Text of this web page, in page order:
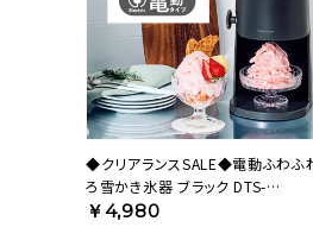
◆クリアランスSALE◆電動ふわふ
ろ雪かき氷器 ブラック DTS-
B5BK【HO】
￥4,980